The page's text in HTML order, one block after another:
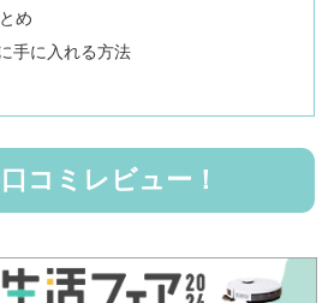
め
手に入れる方法
コミレビュー！